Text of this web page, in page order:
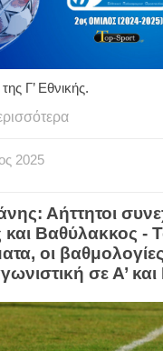
Γ’ Εθνικής.
2025
Αήττητοι
και Βαθύλακκος -
οι
σε Α’ και